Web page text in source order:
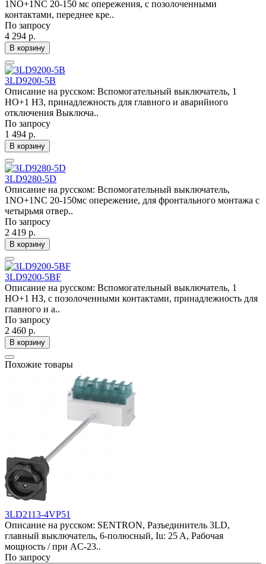
1NO+1NC 20-150 мс опережения, с позолоченными
контактами, переднее кре..
По запросу
4 294 р.
В корзину
3LD9200-5B
Описание на русском: Вспомогательный выключатель, 1
НО+1 НЗ, принадлежность для главного и аварийного
отключения Выключа..
По запросу
1 494 р.
В корзину
3LD9280-5D
Описание на русском: Вспомогательный выключатель,
1NO+1NC 20-150мс опережение, для фронтального монтажа с
четырьмя отвер..
По запросу
2 419 р.
В корзину
3LD9200-5BF
Описание на русском: Вспомогательный выключатель, 1
НО+1 НЗ, с позолоченными контактами, принадлежность для
главного и а..
По запросу
2 460 р.
В корзину
Похожие товары
3LD2113-4VP51
Описание на русском: SENTRON, Разъединитель 3LD,
главный выключатель, 6-полюсный, Iu: 25 A, Рабочая
мощность / при AC-23..
По запросу